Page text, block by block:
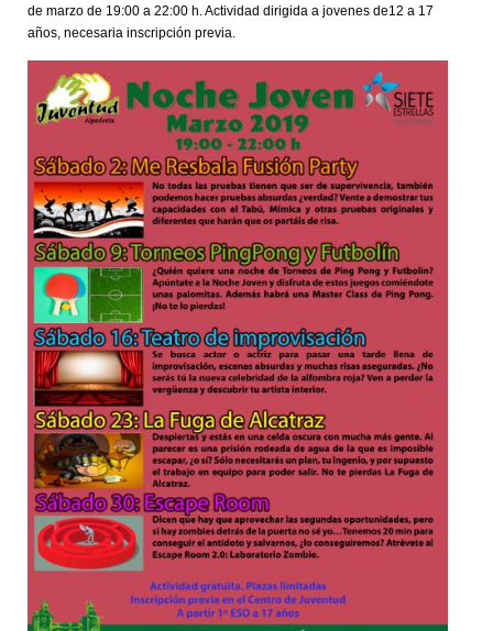
de marzo de 19:00 a 22:00 h. Actividad dirigida a jovenes de12 a 17
años, necesaria inscripción previa.